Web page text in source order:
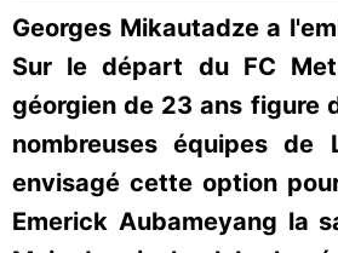
Georges Mikautadze a
Sur le départ du FC
géorgien de 23 ans figure
nombreuses équipes de
envisagé cette option
Emerick Aubameyang la